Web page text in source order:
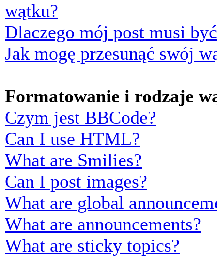
wątku?
Dlaczego mój post musi
Jak mogę przesunąć swój
Formatowanie i rodzaje
Czym jest BBCode?
Can I use HTML?
What are Smilies?
Can I post images?
What are global
What are announcements?
What are sticky topics?